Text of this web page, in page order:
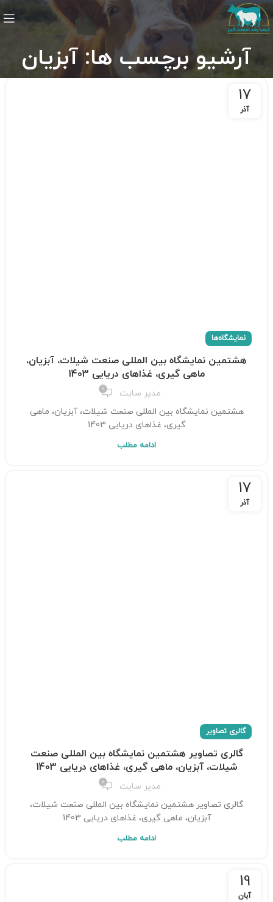
آرشیو برچسب ها: آبزیان
17
آذر
نمایشگاه‌ها
هشتمین نمایشگاه بین المللی صنعت شیلات، آبزیان،
ماهی گیری، غذاهای دریایی 1403
مدیر سایت 0
هشتمین نمایشگاه بین المللی صنعت شیلات، آبزیان، ماهی
گیری، غذاهای دریایی 1403
ادامه مطلب
17
آذر
گالری تصاویر
گالری تصاویر هشتمین نمایشگاه بین المللی صنعت
شیلات، آبزیان، ماهی گیری، غذاهای دریایی 1403
مدیر سایت 0
گالری تصاویر هشتمین نمایشگاه بین المللی صنعت شیلات،
آبزیان، ماهی گیری، غذاهای دریایی 1403
ادامه مطلب
19
آبان